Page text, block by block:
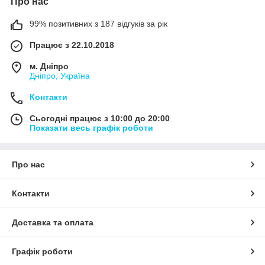
99% позитивних з 187 відгуків за рік
Працює з 22.10.2018
м. Дніпро
Дніпро, Україна
Контакти
Сьогодні працює з 10:00 до 20:00
Показати весь графік роботи
Про нас
Контакти
Доставка та оплата
Графік роботи